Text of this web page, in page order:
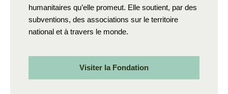
humanitaires qu’elle promeut. Elle soutient, par des
subventions, des associations sur le territoire
national et à travers le monde.
Visiter la Fondation